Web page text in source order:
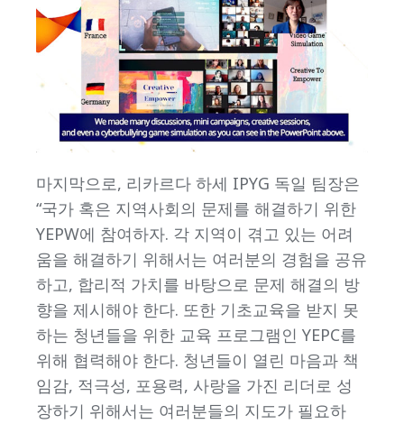
마지막으로, 리카르다 하세 IPYG 독일 팀장은
“국가 혹은 지역사회의 문제를 해결하기 위한
YEPW에 참여하자. 각 지역이 겪고 있는 어려
움을 해결하기 위해서는 여러분의 경험을 공유
하고, 합리적 가치를 바탕으로 문제 해결의 방
향을 제시해야 한다. 또한 기초교육을 받지 못
하는 청년들을 위한 교육 프로그램인 YEPC를
위해 협력해야 한다. 청년들이 열린 마음과 책
임감, 적극성, 포용력, 사랑을 가진 리더로 성
장하기 위해서는 여러분들의 지도가 필요하